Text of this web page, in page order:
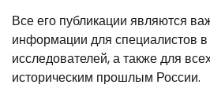
Все его публикации являются
информации для специалистов в
исследователей, а также для
историческим прошлым России.